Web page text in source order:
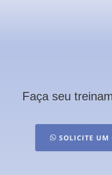
Faça seu
SOLICITE UM